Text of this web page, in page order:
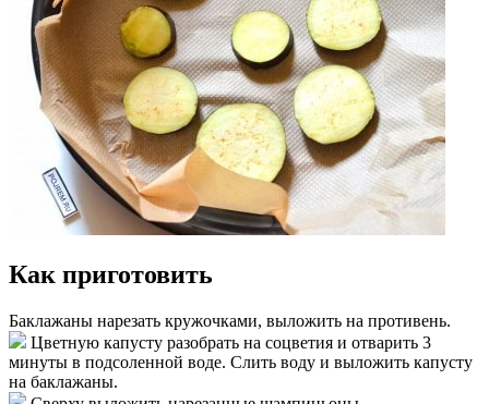
Как приготовить
Баклажаны нарезать кружочками, выложить на противень.
Цветную капусту разобрать на соцветия и отварить 3
минуты в подсоленной воде. Слить воду и выложить капусту
на баклажаны.